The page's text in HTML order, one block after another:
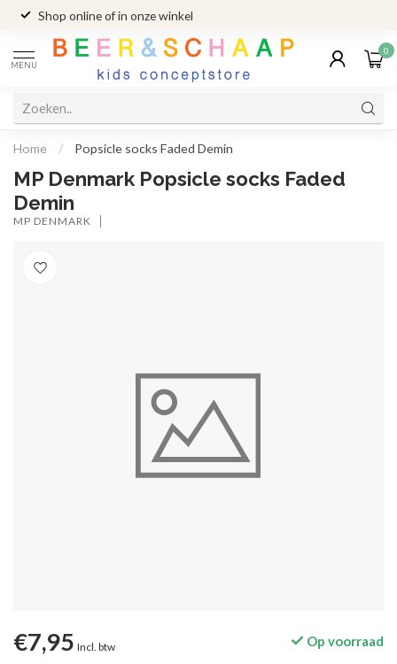
Shop online of in onze winkel
MENU
0
Home / Popsicle socks Faded Demin
MP Denmark Popsicle socks Faded
Demin
MP DENMARK
€7,95 Incl. btw Op voorraad